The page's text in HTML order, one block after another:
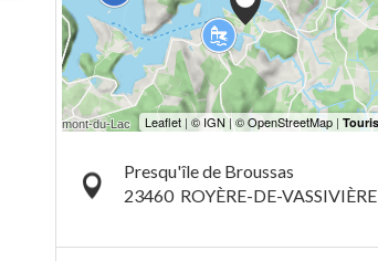
Presqu'île de Broussas
23460 ROYÈRE-DE-VASSIVIÈRE